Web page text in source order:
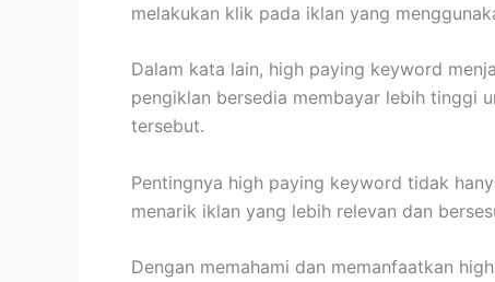
melakukan klik pada iklan yang
Dalam kata lain, high paying keyword
pengiklan bersedia membayar lebih tinggi
tersebut.
Pentingnya high paying keyword tidak
menarik iklan yang lebih relevan dan
Dengan memahami dan memanfaatkan